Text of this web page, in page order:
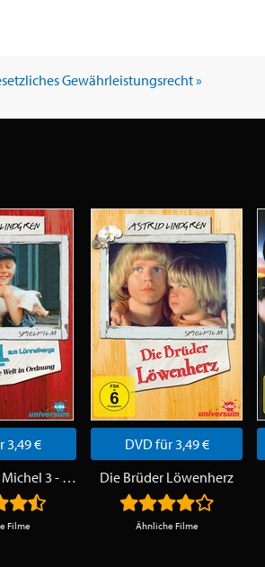
Gewährleistungsrecht »
3,49 €
Immer dieser Michel 3 - Michel bringt die Welt in Ordnung
Filme
DVD für 3,49 €
Die Brüder Löwenherz
Ähnliche Filme